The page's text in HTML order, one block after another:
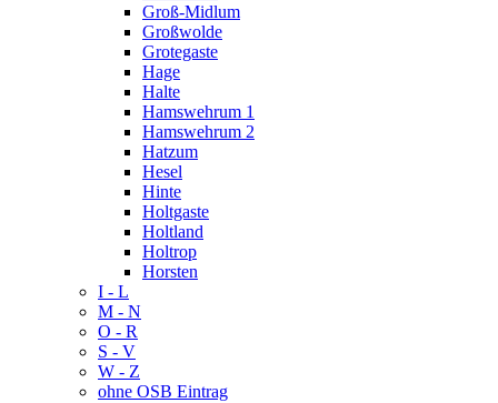
Groß-Midlum
Großwolde
Grotegaste
Hage
Halte
Hamswehrum 1
Hamswehrum 2
Hatzum
Hesel
Hinte
Holtgaste
Holtland
Holtrop
Horsten
I - L
M - N
O - R
S - V
W - Z
ohne OSB Eintrag